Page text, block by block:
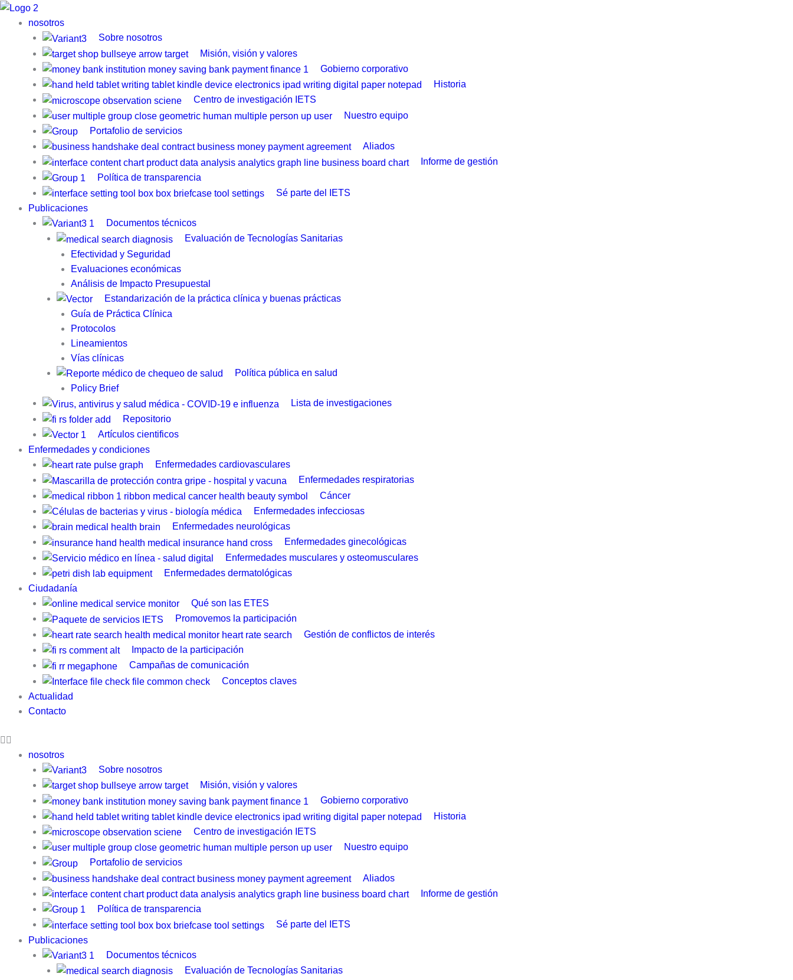
Ir
contenido
nosotros
Sobre nosotros
Misión, visión y valores
Gobierno corporativo
Historia
Centro de investigación IETS
Nuestro equipo
Portafolio de servicios
Aliados
Informe de gestión
Política de transparencia
Sé parte del IETS
Publicaciones
Documentos técnicos
Evaluación de Tecnologías Sanitarias
Efectividad y Seguridad
Evaluaciones económicas
Análisis de Impacto Presupuestal
Estandarización de la práctica clínica y buenas prácticas
Guía de Práctica Clínica​
Protocolos
Lineamientos
Vías clínicas
Política pública en salud
Policy Brief
Lista de investigaciones
Repositorio
Artículos cientificos
Enfermedades y condiciones
Enfermedades cardiovasculares
Enfermedades respiratorias
Cáncer
Enfermedades infecciosas
Enfermedades neurológicas
Enfermedades ginecológicas
Enfermedades musculares y osteomusculares
Enfermedades dermatológicas
Ciudadanía
Qué son las ETES
Promovemos la participación
Gestión de conflictos de interés
Impacto de la participación
Campañas de comunicación
Conceptos claves
Actualidad
Contacto
nosotros
Sobre nosotros
Misión, visión y valores
Gobierno corporativo
Historia
Centro de investigación IETS
Nuestro equipo
Portafolio de servicios
Aliados
Informe de gestión
Política de transparencia
Sé parte del IETS
Publicaciones
Documentos técnicos
Evaluación de Tecnologías Sanitarias